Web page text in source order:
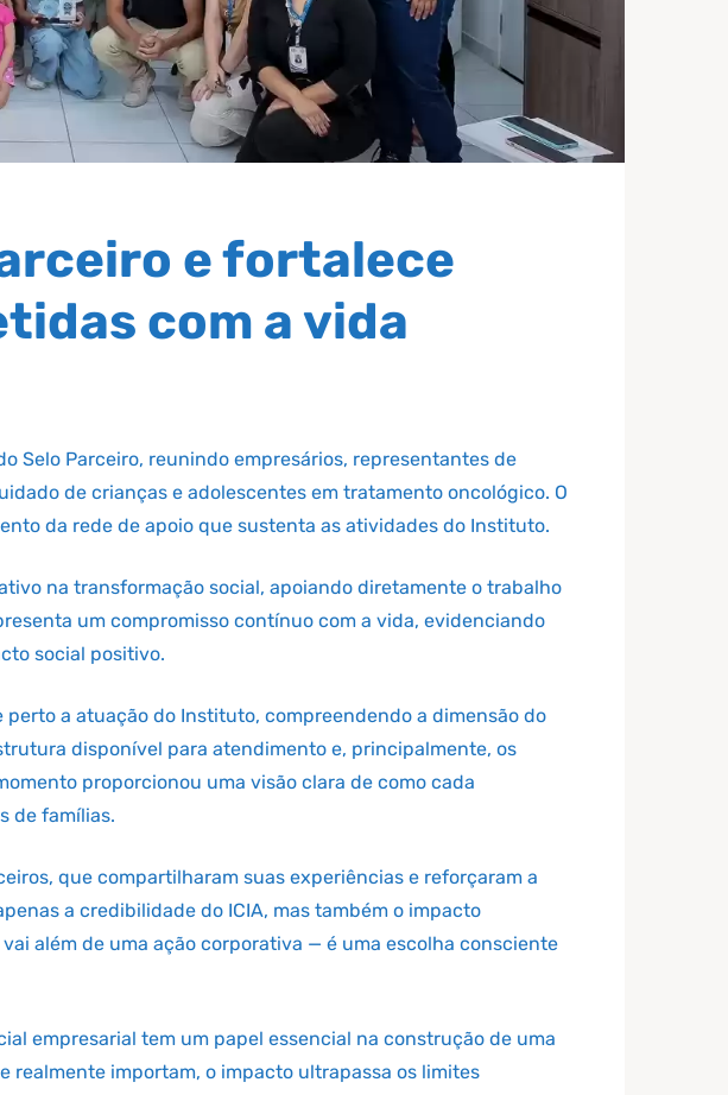
e fortalece
com a vida
Selo Parceiro, reunindo empresários, representantes de
de crianças e adolescentes em tratamento oncológico. O
da rede de apoio que sustenta as atividades do Instituto.
na transformação social, apoiando diretamente o trabalho
um compromisso contínuo com a vida, evidenciando
social positivo.
a atuação do Instituto, compreendendo a dimensão do
disponível para atendimento e, principalmente, os
proporcionou uma visão clara de como cada
de famílias.
que compartilharam suas experiências e reforçaram a
a credibilidade do ICIA, mas também o impacto
além de uma ação corporativa — é uma escolha consciente
empresarial tem um papel essencial na construção de uma
realmente importam, o impacto ultrapassa os limites